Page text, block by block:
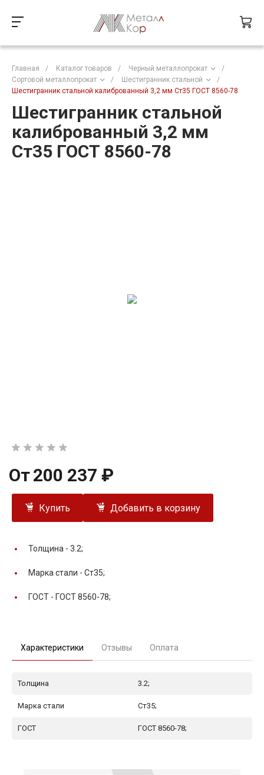
Главная / Каталог товаров / Черный металлопрокат
/
Сортовой металлопрокат
/ Шестигранник стальной
/
Шестигранник стальной калиброванный 3,2 мм Ст35 ГОСТ 8560-78
Шестигранник стальной
калиброванный 3,2 мм
Ст35 ГОСТ 8560-78
От200 237 ₽
Купить Добавить в корзину
Толщина - 3.2;
Марка стали - Ст35;
ГОСТ - ГОСТ 8560-78;
Характеристики Отзывы Оплата
Толщина 3.2;
Марка стали Ст35;
ГОСТ ГОСТ 8560-78;